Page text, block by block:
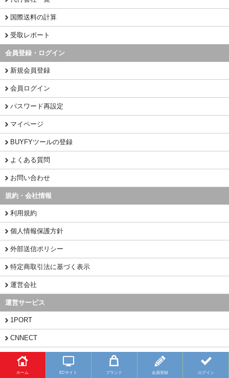
ホーム ECサイト ブランド 会員登録 ログイン
国際送料の計算
受取レポート
会員登録・ログイン
新規会員登録
会員ログイン
パスワード再設定
マイページ
BUYFYツールの登録
よくある質問
お問い合わせ
規約・会社情報
利用規約
個人情報保護方針
外部送信ポリシー
特定商取引法に基づく表示
運営会社
運営サービス
1PORT
CNNECT
CHINAMART
Copyright (C) 2026 BUYFY.JP All Rights Reserved.